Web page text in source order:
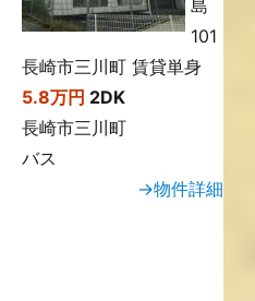
島
101
長崎市三川町 賃貸単身
5.8万円 2DK
長崎市三川町
バス
→物件詳細